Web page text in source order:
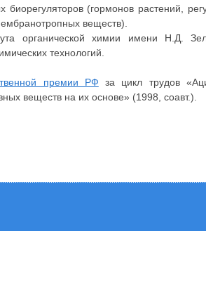
биорегуляторов (гормонов растений,
веществ).
органической химии имени Н.Д.
технологий.
премии РФ за цикл трудов
веществ на их основе» (1998, соавт.).